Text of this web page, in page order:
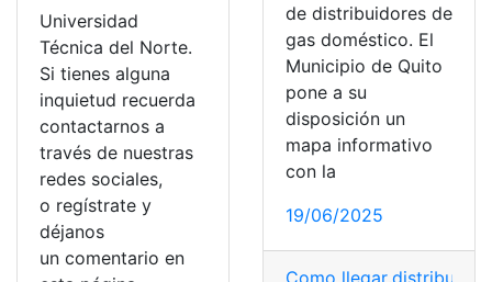
Universidad
Técnica del Norte.
Si tienes alguna
inquietud recuerda
contactarnos a
través de nuestras
redes sociales,
o regístrate y
déjanos
un comentario en
de distribuidores de
gas doméstico. El
Municipio de Quito
pone a su
disposición un
mapa informativo
con la
19/06/2025
Como llegar,distribuidor